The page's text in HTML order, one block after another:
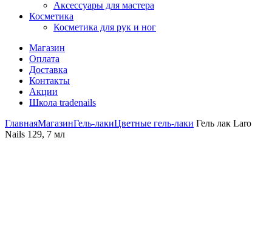
Аксессуары для мастера
Косметика
Косметика для рук и ног
Магазин
Оплата
Доставка
Контакты
Акции
Школа tradenails
ГлавнаяМагазинГель-лакиЦветные гель-лаки Гель лак Laro
Nails 129, 7 мл